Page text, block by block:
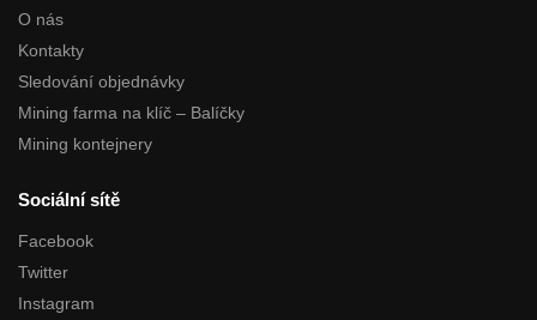
O nás
Kontakty
Sledování objednávky
Mining farma na klíč – Balíčky
Mining kontejnery
Sociální sítě
Facebook
Twitter
Instagram